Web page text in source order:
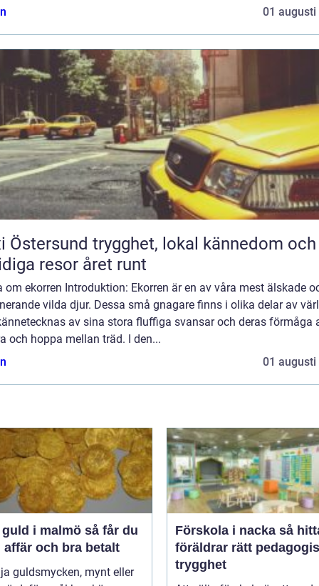
01 augusti
trygghet, lokal kännedom och
resor året runt
om ekorren Introduktion: Ekorren är en av våra mest älskade
vilda djur. Dessa små gnagare finns i olika delar av
av sina stora fluffiga svansar och deras förmåga
och hoppa mellan träd. I den...
01 augusti
i malmö så får du
affär och bra betalt
guldsmycken, mynt eller
Förskola i nacka så hittar
föräldrar rätt
trygghet